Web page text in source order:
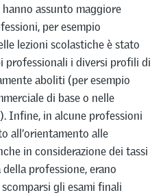
assunto maggiore
per esempio
lezioni scolastiche è stato
i diversi profili di
aboliti (per esempio
di base o nelle
Infine, in alcune professioni
all’orientamento alle
in considerazione dei tassi
professione, erano
gli esami finali